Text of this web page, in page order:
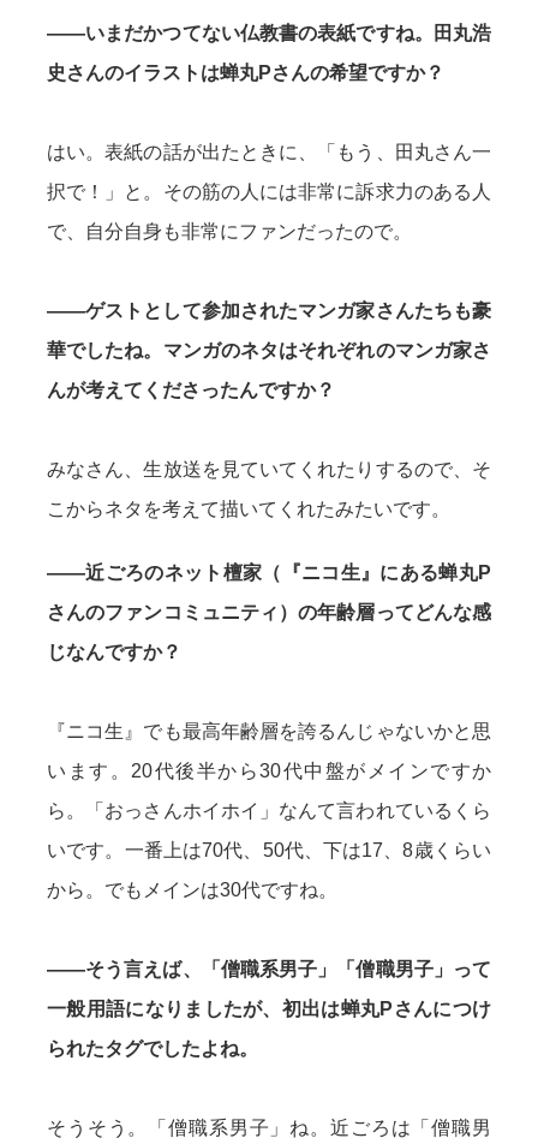
——いまだかつてない仏教書の表紙ですね。田丸浩
史さんのイラストは蝉丸Pさんの希望ですか？
はい。表紙の話が出たときに、「もう、田丸さん一
択で！」と。その筋の人には非常に訴求力のある人
で、自分自身も非常にファンだったので。
——ゲストとして参加されたマンガ家さんたちも豪
華でしたね。マンガのネタはそれぞれのマンガ家さ
んが考えてくださったんですか？
みなさん、生放送を見ていてくれたりするので、そ
こからネタを考えて描いてくれたみたいです。
——近ごろのネット檀家（『ニコ生』にある蝉丸P
さんのファンコミュニティ）の年齢層ってどんな感
じなんですか？
『ニコ生』でも最高年齢層を誇るんじゃないかと思
います。20代後半から30代中盤がメインですか
ら。「おっさんホイホイ」なんて言われているくら
いです。一番上は70代、50代、下は17、8歳くらい
から。でもメインは30代ですね。
——そう言えば、「僧職系男子」「僧職男子」って
一般用語になりましたが、初出は蝉丸Pさんにつけ
られたタグでしたよね。
そうそう。「僧職系男子」ね。近ごろは「僧職男